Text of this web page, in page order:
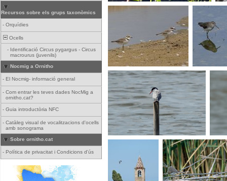
Recursos sobre els grups taxonòmics
- Orquídies
Ocells
- Identificació Circus pygargus - Circus
macrourus (juvenils)
Nocmig a Ornitho
- El Nocmig- informació general
- Com entrar les teves dades NocMig a
ornitho.cat?
- Guia introductòria NFC
- Catàleg visual de vocalitzacions d'ocells
amb sonograma
Sobre ornitho.cat
- Política de privacitat i Condicions d'ús